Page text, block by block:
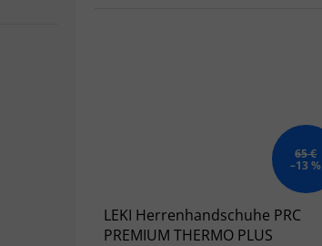
65 €
–13 %
LEKI Herrenhandschuhe PRC
PREMIUM THERMO PLUS